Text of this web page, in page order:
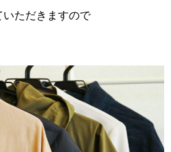
ただきますので